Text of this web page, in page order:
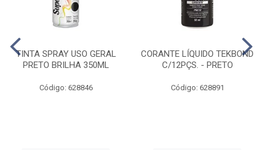
TINTA SPRAY USO GERAL
PRETO BRILHA 350ML
Código: 628846
CORANTE LÍQUIDO TEKBOND
C/12PÇS. - PRETO
Código: 628891